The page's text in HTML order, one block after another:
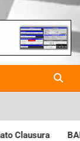
en
Preparan una